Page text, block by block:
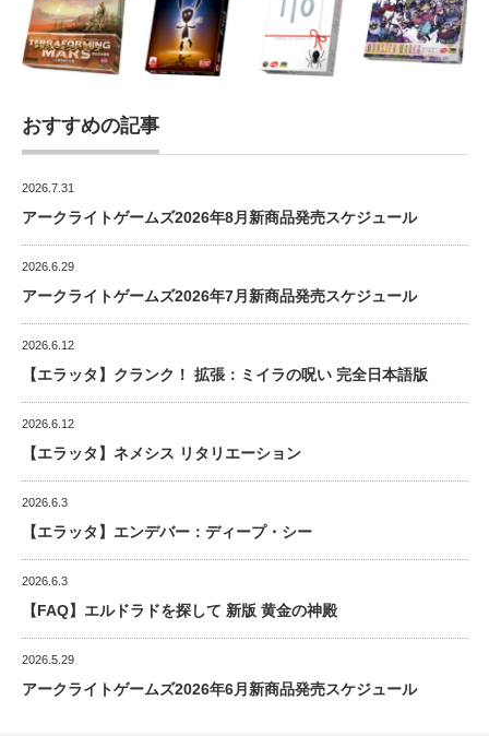
おすすめの記事
2026.7.31
アークライトゲームズ2026年8月新商品発売スケジュール
2026.6.29
アークライトゲームズ2026年7月新商品発売スケジュール
2026.6.12
【エラッタ】クランク！ 拡張：ミイラの呪い 完全日本語版
2026.6.12
【エラッタ】ネメシス リタリエーション
2026.6.3
【エラッタ】エンデバー：ディープ・シー
2026.6.3
【FAQ】エルドラドを探して 新版 黄金の神殿
2026.5.29
アークライトゲームズ2026年6月新商品発売スケジュール